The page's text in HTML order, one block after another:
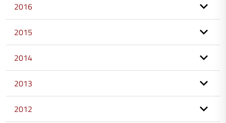
2016
2015
2014
2013
2012